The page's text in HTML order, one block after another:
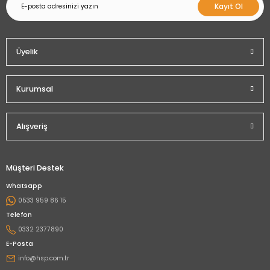
Kayıt Ol
Üyelik
Kurumsal
Alışveriş
Müşteri Destek
Whatsapp
0533 959 86 15
Telefon
0332 2377890
E-Posta
info@hsp.com.tr